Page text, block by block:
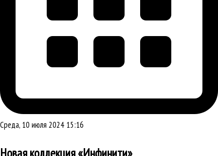
Среда, 10 июля 2024 15:16
Новая коллекция «Инфинити»